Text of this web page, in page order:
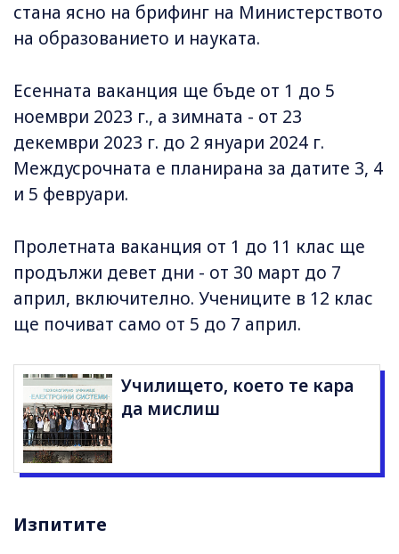
стана ясно на брифинг на Министерството
на образованието и науката.
Есенната ваканция ще бъде от 1 до 5
ноември 2023 г., а зимната - от 23
декември 2023 г. до 2 януари 2024 г.
Междусрочната е планирана за датите 3, 4
и 5 февруари.
Пролетната ваканция от 1 до 11 клас ще
продължи девет дни - от 30 март до 7
април, включително. Учениците в 12 клас
ще почиват само от 5 до 7 април.
Училището, което те кара
да мислиш
Изпитите